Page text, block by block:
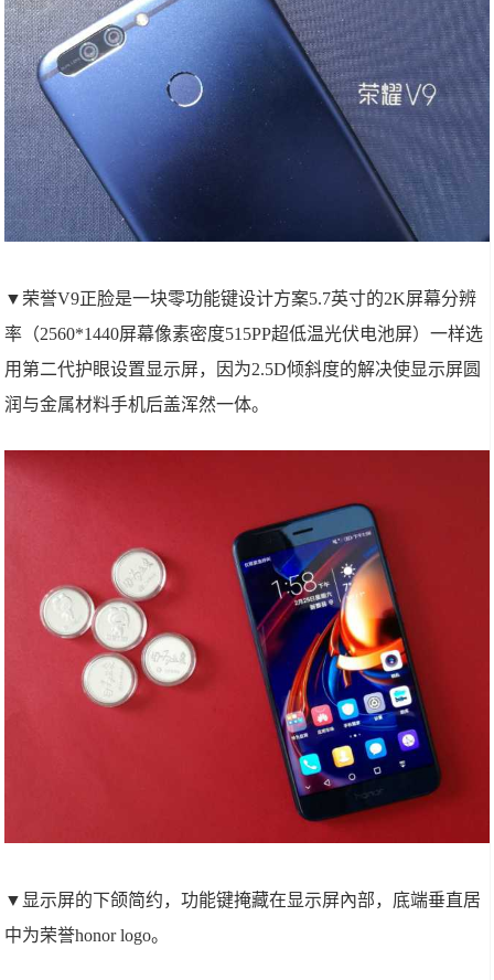
▼荣誉V9正脸是一块零功能键设计方案5.7英寸的2K屏幕分辨
率（2560*1440屏幕像素密度515PP超低温光伏电池屏）一样选
用第二代护眼设置显示屏，因为2.5D倾斜度的解决使显示屏圆
润与金属材料手机后盖浑然一体。
▼显示屏的下颌简约，功能键掩藏在显示屏內部，底端垂直居
中为荣誉honor logo。